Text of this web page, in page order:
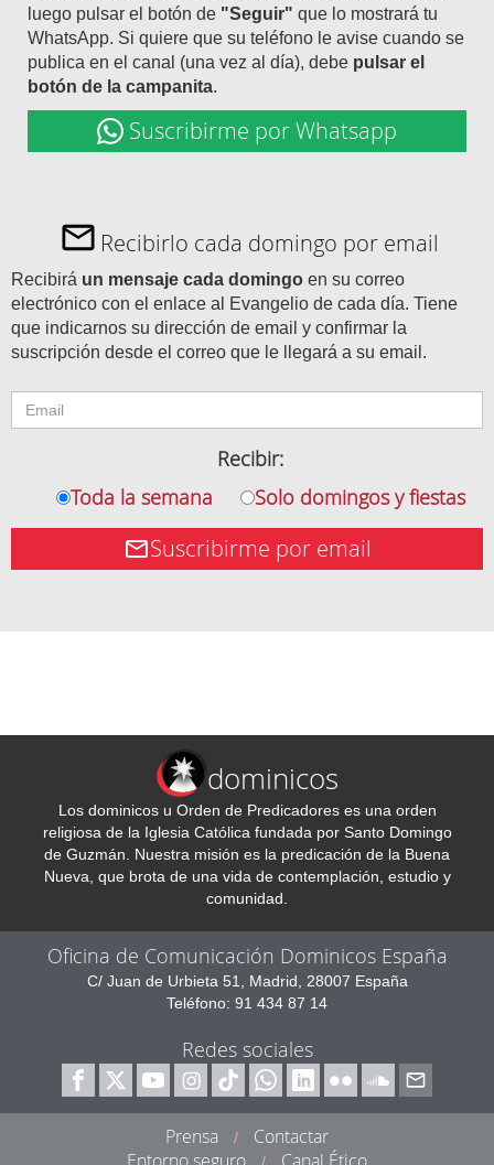
luego pulsar el botón de "Seguir" que lo mostrará tu
WhatsApp. Si quiere que su teléfono le avise cuando se
publica en el canal (una vez al día), debe pulsar el
botón de la campanita.
Suscribirme por Whatsapp
Recibirlo cada domingo por email
Recibirá un mensaje cada domingo en su correo
electrónico con el enlace al Evangelio de cada día. Tiene
que indicarnos su dirección de email y confirmar la
suscripción desde el correo que le llegará a su email.
Recibir:
Toda la semana
Solo domingos y fiestas
Suscribirme por email
dominicos
Los dominicos u Orden de Predicadores es una orden
religiosa de la Iglesia Católica fundada por Santo Domingo
de Guzmán. Nuestra misión es la predicación de la Buena
Nueva, que brota de una vida de contemplación, estudio y
comunidad.
Oficina de Comunicación Dominicos España
C/ Juan de Urbieta 51, Madrid, 28007 España
Teléfono: 91 434 87 14
Redes sociales
Prensa /
Contactar